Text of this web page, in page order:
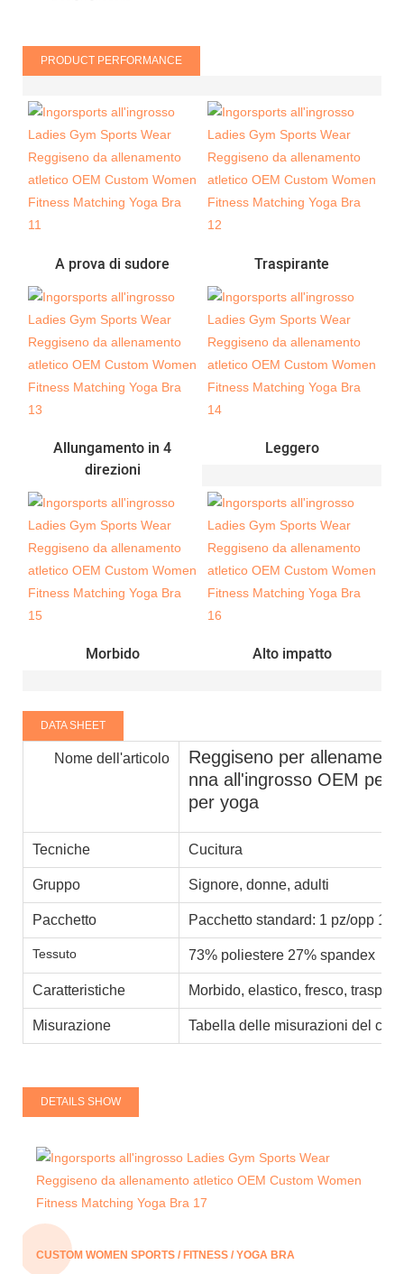
PRODUCT PERFORMANCE
A prova di sudore Traspirante
Allungamento in 4
direzioni
Leggero
Morbido Alto impatto
DATA SHEET
Nome dell'articolo
Reggiseno per
nna all'ingrosso OEM
per yoga
Tecniche Cucitura
Gruppo Signore, donne, adulti
Pacchetto Pacchetto standard: 1 pz/opp
Tessuto 73% poliestere 27% spandex
Caratteristiche Morbido, elastico, fresco,
Misurazione Tabella delle misurazioni del
DETAILS SHOW
CUSTOM WOMEN SPORTS / FITNESS / YOGA BRA